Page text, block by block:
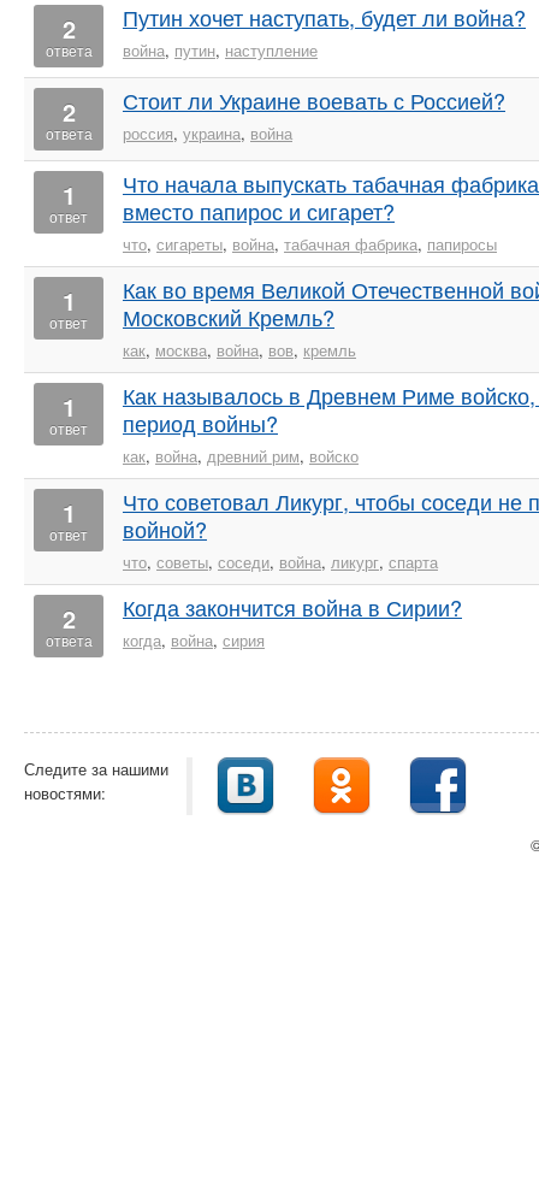
2
ответа
Путин хочет наступать, будет ли война?
война, путин, наступление
2
ответа
Стоит ли Украине воевать с Россией?
россия, украина, война
1
ответ
Что начала выпускать табачная
вместо папирос и сигарет?
что, сигареты, война, табачная фабрика, папиросы
1
ответ
Как во время Великой Отечественной
Московский Кремль?
как, москва, война, вов, кремль
1
ответ
Как называлось в Древнем Риме
период войны?
как, война, древний рим, войско
1
ответ
Что советовал Ликург, чтобы соседи не
войной?
что, советы, соседи, война, ликург, спарта
2
ответа
Когда закончится война в Сирии?
когда, война, сирия
Следите за нашими
новостями: